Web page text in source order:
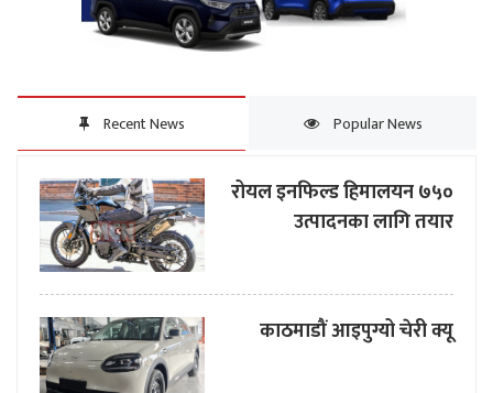
Recent News Popular News
रोयल इनफिल्ड हिमालयन ७५०
उत्पादनका लागि तयार
काठमाडौं आइपुग्यो चेरी क्यू